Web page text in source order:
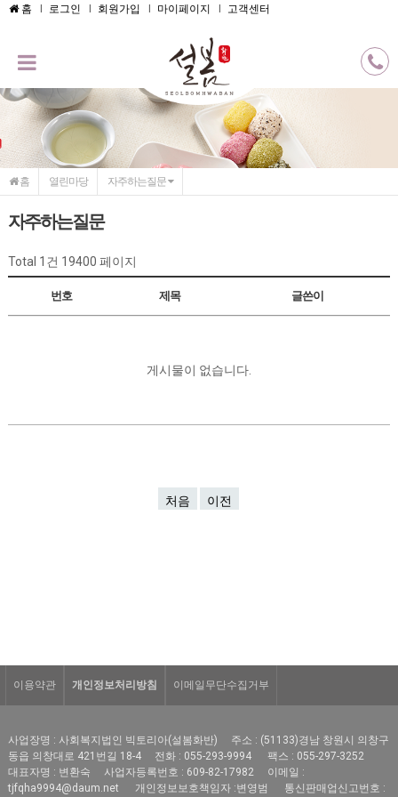
메인콘텐츠 바로가기
홈 로그인 회원가입 마이페이지 고객센터
홈 열린마당 자주하는질문
자주하는질문
Total 1건 19400 페이지
번호 제목 글쓴이
게시물이 없습니다.
처음 이전
이용약관 개인정보처리방침 이메일무단수집거부
사업장명 : 사회복지법인 빅토리아(설봄화반)
주소 : (51133)경남 창원시 의창구
동읍 의창대로 421번길 18-4
전화 : 055-293-9994
팩스 : 055-297-3252
대표자명 : 변환숙
사업자등록번호 : 609-82-17982
이메일 :
tjfqha9994@daum.net
개인정보보호책임자 :변영범 통신판매업신고번호 :